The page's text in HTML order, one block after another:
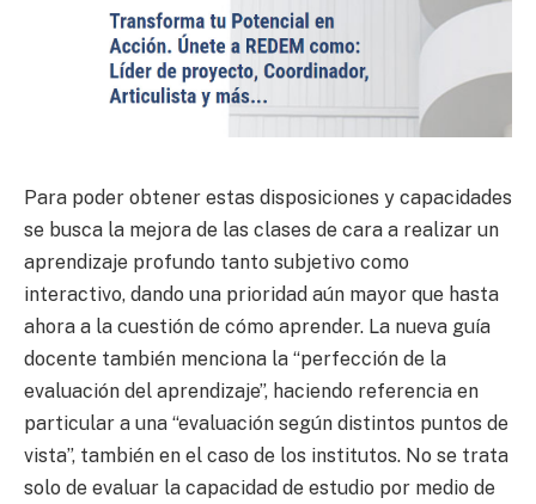
Para poder obtener estas disposiciones y capacidades
se busca la mejora de las clases de cara a realizar un
aprendizaje profundo tanto subjetivo como
interactivo, dando una prioridad aún mayor que hasta
ahora a la cuestión de cómo aprender. La nueva guía
docente también menciona la “perfección de la
evaluación del aprendizaje”, haciendo referencia en
particular a una “evaluación según distintos puntos de
vista”, también en el caso de los institutos. No se trata
solo de evaluar la capacidad de estudio por medio de